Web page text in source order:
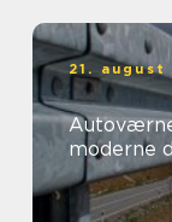
21. august
moderne